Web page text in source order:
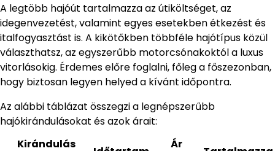
A legtöbb hajóút tartalmazza az útiköltséget, az
idegenvezetést, valamint egyes esetekben étkezést és
italfogyasztást is. A kikötőkben többféle hajótípus közül
választhatsz, az egyszerűbb motorcsónakoktól a luxus
vitorlásokig. Érdemes előre foglalni, főleg a főszezonban,
hogy biztosan legyen helyed a kívánt időpontra.
Az alábbi táblázat összegzi a legnépszerűbb
hajókirándulásokat és azok árait:
Kirándulás
Ár